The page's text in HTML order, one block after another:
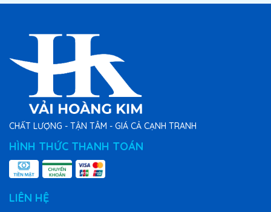
CHẤT LƯỢNG - TẬN TÂM - GIÁ CẢ CẠNH TRANH
HÌNH THỨC THANH TOÁN
LIÊN HỆ